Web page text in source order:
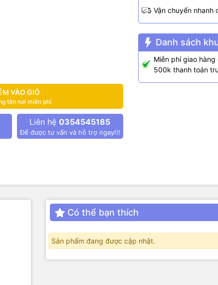
VÀO GIỎ
tận nơi miễn phí
Liên hệ 0354545185
Để được tư vấn và hỗ trợ ngay!!!
Vận chuyển nhanh
Danh sách
Miễn phí giao
500k thanh toán
Có thể bạn thích
Sản phẩm đang được cập nhật.